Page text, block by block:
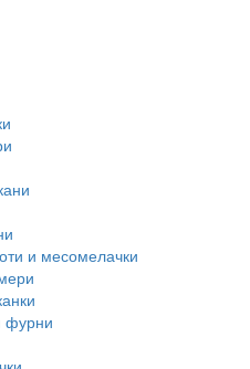
и месомелачки
фурни